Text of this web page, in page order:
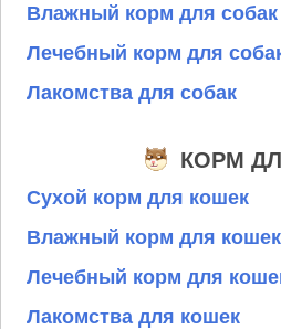
Влажный корм для собак
Лечебный корм для
Лакомства для собак
КОРМ
Сухой корм для кошек
Влажный корм для кошек
Лечебный корм для
Лакомства для кошек